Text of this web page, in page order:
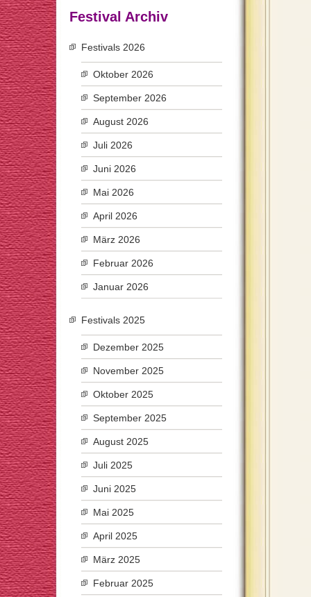
Festival Archiv
Festivals 2026
Oktober 2026
September 2026
August 2026
Juli 2026
Juni 2026
Mai 2026
April 2026
März 2026
Februar 2026
Januar 2026
Festivals 2025
Dezember 2025
November 2025
Oktober 2025
September 2025
August 2025
Juli 2025
Juni 2025
Mai 2025
April 2025
März 2025
Februar 2025